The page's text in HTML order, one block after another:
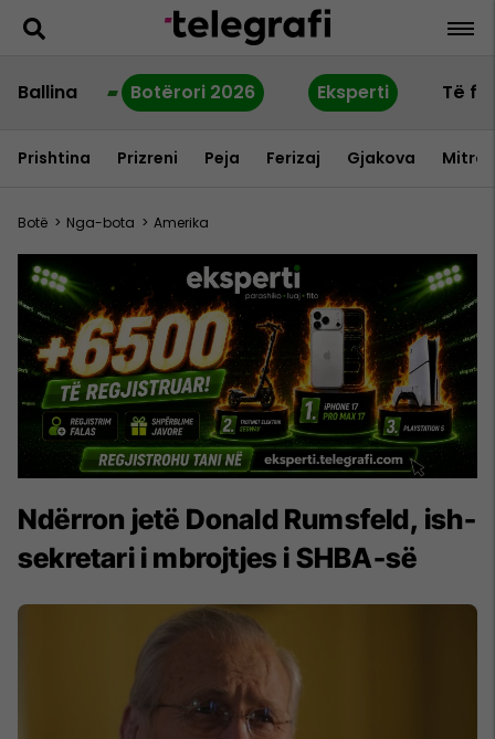
Ballina Botërori 2026 Eksperti Të
Prishtina Prizreni Peja Ferizaj Gjakova
Botë > Nga-bota > Amerika
Ndërron jetë Donald Rumsfeld, ish-
sekretari i mbrojtjes i SHBA-së